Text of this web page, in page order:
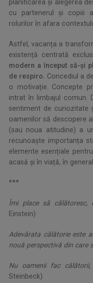
planificarea și alegerea
cu partenerul și copiii
rolurilor în afara
Astfel, vacanța a
existență centrată
modern a început să-și
de respiro.
Concediul a
o motivație. Concepte
intrat în limbajul comun.
sentiment de curiozitate
oamenilor să descopere
(sau noua atitudine) a
recunoaște importanța
elemente esențiale pentru
acasă și în viață, în general.
***
Îmi place să călătoresc,
Einstein)
Adevărata călătorie este
nouă perspectivă din care
Nu oamenii fac
Steinbeck)